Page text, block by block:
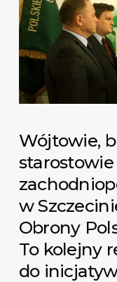
Wójtowie,
w
Obrony
To kolejny
do